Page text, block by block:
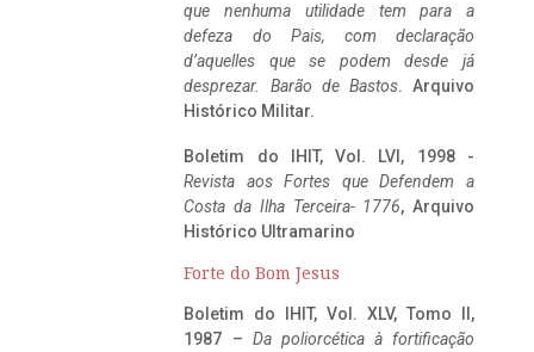
que nenhuma utilidade tem para a
defeza do Pais, com declaração
d’aquelles que se podem desde já
desprezar. Barão de Bastos. Arquivo
Histórico Militar.
Boletim do IHIT, Vol. LVI, 1998 -
Revista aos Fortes que Defendem a
Costa da Ilha Terceira- 1776, Arquivo
Histórico Ultramarino
Forte do Bom Jesus
Boletim do IHIT, Vol. XLV, Tomo II,
1987 – Da poliorcética à fortificação